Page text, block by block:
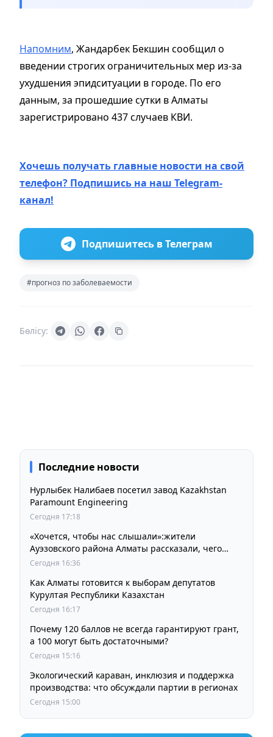
Напомним, Жандарбек Бекшин сообщил о
введении строгих ограничительных мер из-за
ухудшения эпидситуации в городе. По его
данным, за прошедшие сутки в Алматы
зарегистрировано 437 случаев КВИ.
Хочешь получать главные новости на свой
телефон? Подпишись на наш Telegram-
канал!
Подпишитесь в Телеграм
#прогноз по заболеваемости
Бөлісу:
Последние новости
Нурлыбек Налибаев посетил завод Kazakhstan
Paramount Engineering
Сегодня 17:18
«Хочется, чтобы нас слышали»:жители
Ауэзовского района Алматы рассказали, чего
ждут от выборов депутатов Курултая
Сегодня 16:36
Как Алматы готовится к выборам депутатов
Курултая Республики Казахстан
Сегодня 16:17
Почему 120 баллов не всегда гарантируют грант,
а 100 могут быть достаточными?
Сегодня 15:16
Экологический караван, инклюзия и поддержка
производства: что обсуждали партии в регионах
Сегодня 15:00